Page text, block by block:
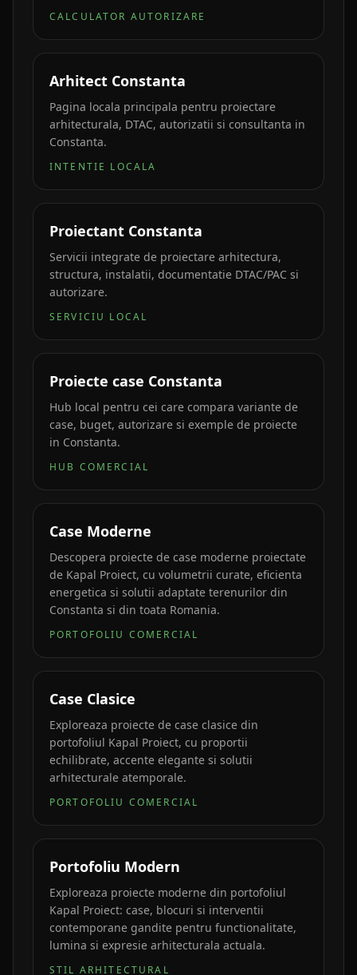
CALCULATOR AUTORIZARE
Arhitect Constanta
Pagina locala principala pentru proiectare
arhitecturala, DTAC, autorizatii si consultanta in
Constanta.
INTENTIE LOCALA
Proiectant Constanta
Servicii integrate de proiectare arhitectura,
structura, instalatii, documentatie DTAC/PAC si
autorizare.
SERVICIU LOCAL
Proiecte case Constanta
Hub local pentru cei care compara variante de
case, buget, autorizare si exemple de proiecte
in Constanta.
HUB COMERCIAL
Case Moderne
Descopera proiecte de case moderne proiectate
de Kapal Proiect, cu volumetrii curate, eficienta
energetica si solutii adaptate terenurilor din
Constanta si din toata Romania.
PORTOFOLIU COMERCIAL
Case Clasice
Exploreaza proiecte de case clasice din
portofoliul Kapal Proiect, cu proportii
echilibrate, accente elegante si solutii
arhitecturale atemporale.
PORTOFOLIU COMERCIAL
Portofoliu Modern
Exploreaza proiecte moderne din portofoliul
Kapal Proiect: case, blocuri si interventii
contemporane gandite pentru functionalitate,
lumina si expresie arhitecturala actuala.
STIL ARHITECTURAL